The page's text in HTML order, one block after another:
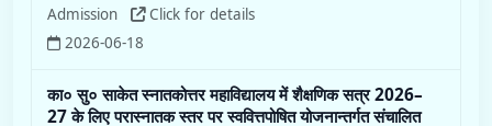
Admission
Click for details
2026-06-18
का० सु० साकेत स्नातकोत्तर महाविद्यालय में शैक्षणिक सत्र 2026–
27 के लिए परास्नातक स्तर पर स्ववित्तपोषित योजनान्तर्गत संचालित